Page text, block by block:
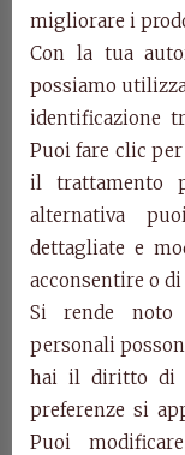
Art. H619
Consolle.
cm l.50 p.36 h.78
Categorie:
complemento
Prodotti
migliorare i
Con la tua
possiamo
identificazione
Puoi fare clic
il trattamento
alternativa
dettagliate e
acconsentire o
Si rende noto
personali
hai il diritto di
preferenze si
Puoi